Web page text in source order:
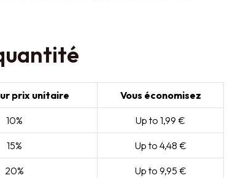
prix unitaire Vous économisez
10% Up to 1,99 €
15% Up to 4,48 €
20% Up to 9,95 €